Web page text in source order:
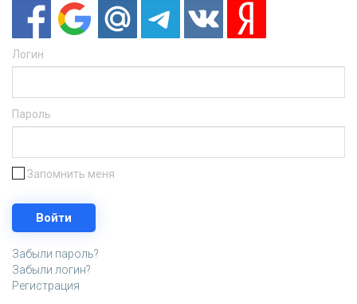
Логин
Пароль
Запомнить меня
Забыли пароль?
Забыли логин?
Регистрация